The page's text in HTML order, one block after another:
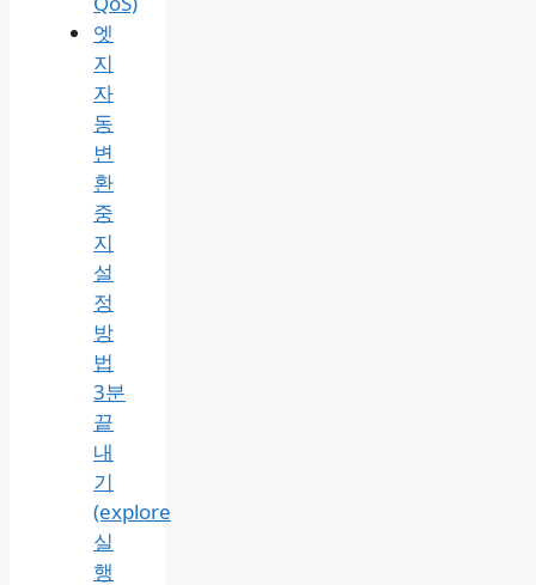
엣
지
자
동
변
환
중
지
설
정
방
법
3분
끝
내
기
(explore
실
행